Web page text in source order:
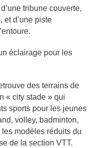
tribune couverte,
et d’une piste
éclairage pour les
des terrains de
« city stade » qui
sports pour les jeunes
volley, badminton,
modèles réduits du
de la section VTT.